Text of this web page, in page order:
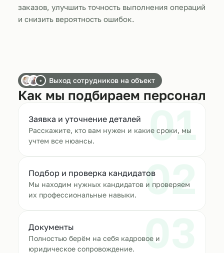
заказов, улучшить точность выполнения операций
и снизить вероятность ошибок.
+ Выход сотрудников на объект
Как мы подбираем персонал
01
Заявка и уточнение деталей
Расскажите, кто вам нужен и какие сроки, мы
учтем все нюансы.
02
Подбор и проверка кандидатов
Мы находим нужных кандидатов и проверяем
их профессиональные навыки.
03
Документы
Полностью берём на себя кадровое и
юридическое сопровождение.